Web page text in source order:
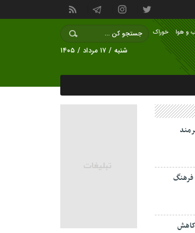
خوراک و هوا
شنبه / ۱۷ مرداد / ۱۴۰۵
فرهنگ
کاهش